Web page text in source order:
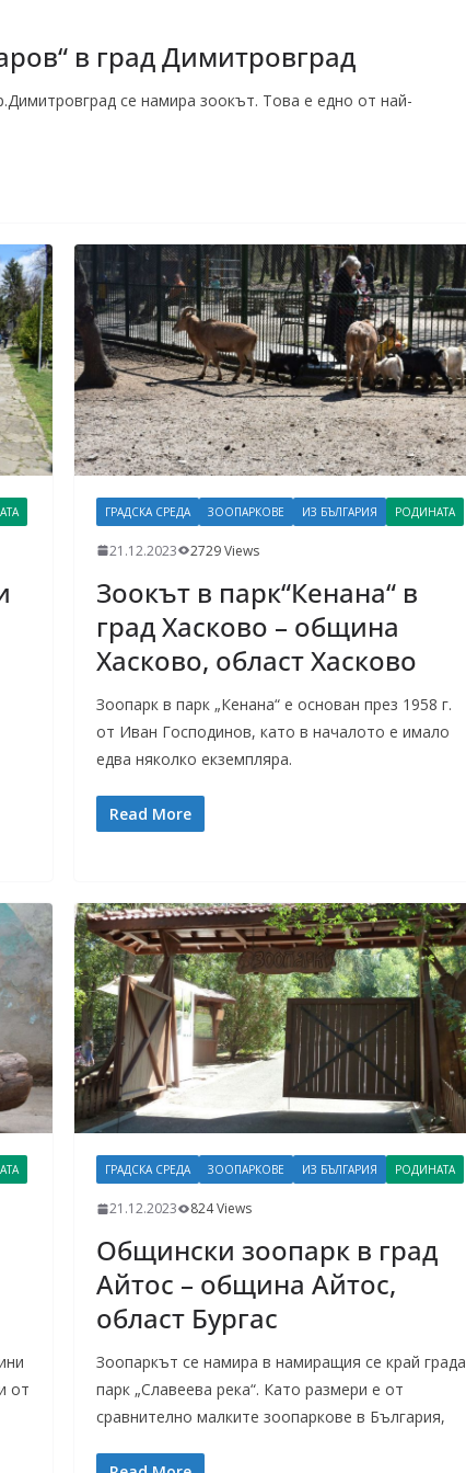
в град Димитровград
се намира зоокът. Това е едно от най-
ГРАДСКА СРЕДА ЗООПАРКОВЕ ИЗ БЪЛГАРИЯ РОДИНАТА
21.12.2023 2729 Views
Зоокът в парк“Кенана“ в
град Хасково – община
Хасково, област Хасково
Зоопарк в парк „Кенана“ е основан през 1958 г.
от Иван Господинов, като в началото е имало
едва няколко екземпляра.
Read More
от
ГРАДСКА СРЕДА ЗООПАРКОВЕ ИЗ БЪЛГАРИЯ РОДИНАТА
21.12.2023 824 Views
Общински зоопарк в град
Айтос – община Айтос,
област Бургас
Зоопаркът се намира в намиращия се край града
парк „Славеева река“. Като размери е от
сравнително малките зоопаркове в България,